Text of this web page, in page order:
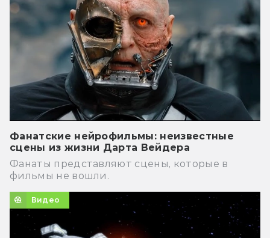
Фанатские нейрофильмы: неизвестные
сцены из жизни Дарта Вейдера
Фанаты представляют сцены, которые в
фильмы не вошли.
Видео